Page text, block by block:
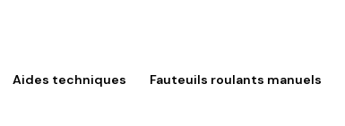
Aides techniques Fauteuils roulants manuels